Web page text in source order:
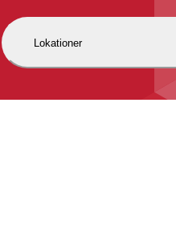
Lokationer